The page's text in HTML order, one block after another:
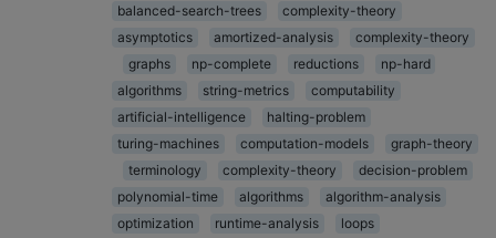
balanced-search-trees
complexity-theory
asymptotics
amortized-analysis
complexity-theory
graphs
np-complete reductions
np-hard
algorithms
string-metrics
computability
artificial-intelligence
halting-problem
turing-machines
computation-models
graph-theory
terminology
complexity-theory
decision-problem
polynomial-time
algorithms
algorithm-analysis
optimization
runtime-analysis
loops